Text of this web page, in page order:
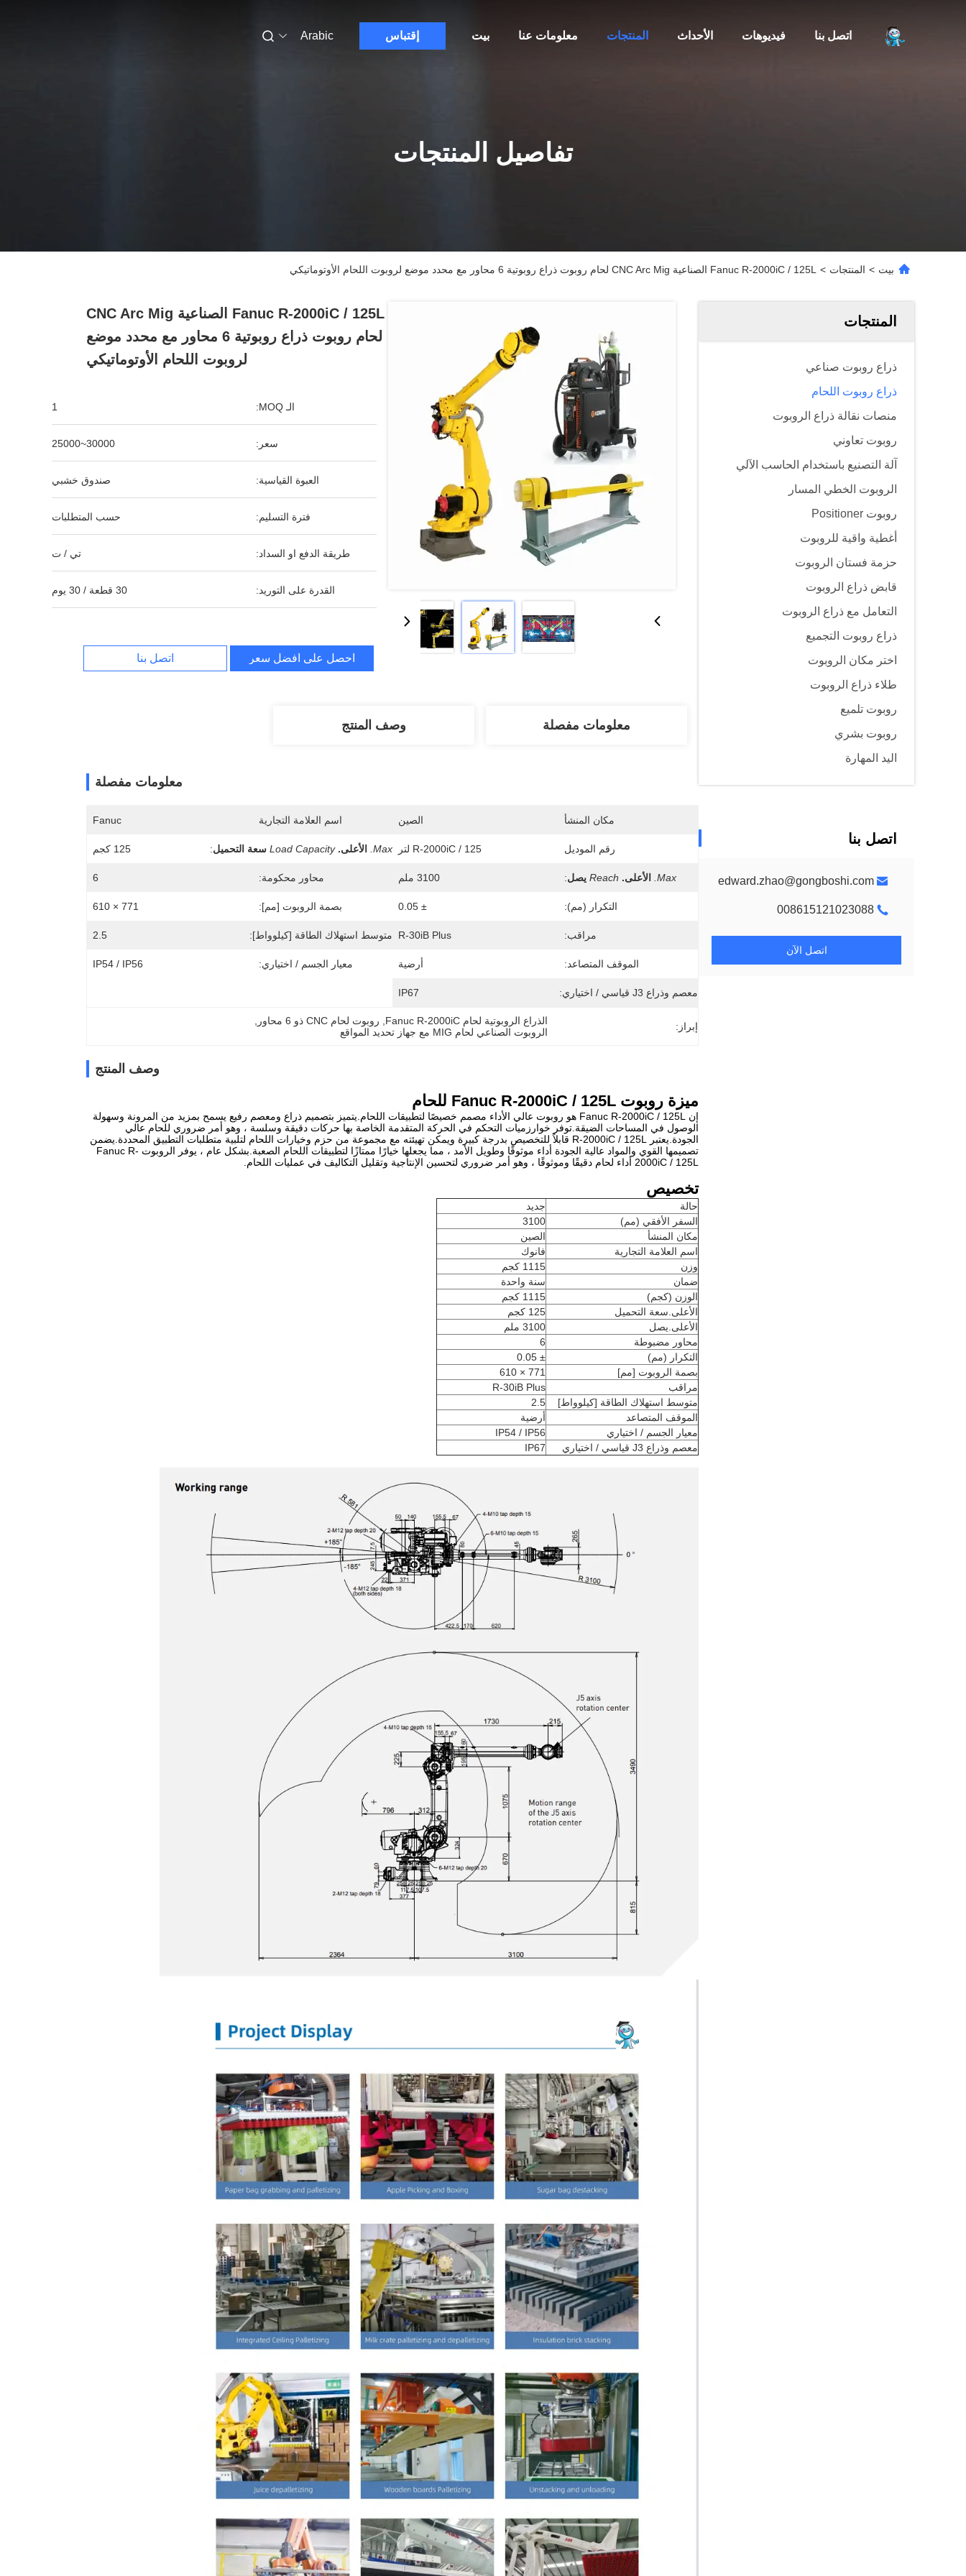
بيت معلومات عنا المنتجات الأحداث فيديوهات اتصل بنا إقتباس Arabic
تفاصيل المنتجات
بيت > المنتجات > Fanuc R-2000iC / 125L الصناعية CNC Arc Mig لحام روبوت ذراع روبوتية 6 محاور مع محدد موضع لروبوت اللحام الأوتوماتيكي
المنتجات
ذراع روبوت صناعي
ذراع روبوت اللحام
منصات نقالة ذراع الروبوت
روبوت تعاوني
آلة التصنيع باستخدام الحاسب الآلي
الروبوت الخطي المسار
روبوت Positioner
أغطية واقية للروبوت
حزمة فستان الروبوت
قابض ذراع الروبوت
التعامل مع ذراع الروبوت
ذراع روبوت التجميع
اختر مكان الروبوت
طلاء ذراع الروبوت
روبوت تلميع
روبوت بشري
اليد المهارة
اتصل بنا
edward.zhao@gongboshi.com
008615121023088
اتصل الآن
Fanuc R-2000iC / 125L الصناعية CNC Arc Mig
لحام روبوت ذراع روبوتية 6 محاور مع محدد موضع
لروبوت اللحام الأوتوماتيكي
الـ MOQ: 1
سعر: 30000~25000
العبوة القياسية: صندوق خشبي
فترة التسليم: حسب المتطلبات
طريقة الدفع او السداد: تي / ت
القدرة على التوريد: 30 قطعة / 30 يوم
احصل على افضل سعر اتصل بنا
معلومات مفصلة وصف المنتج
معلومات مفصلة
مكان المنشأ الصين اسم العلامة التجارية Fanuc
رقم الموديل R-2000iC / 125 لتر Max. الأعلى. Load Capacity سعة التحميل: 125 كجم
Max. الأعلى. Reach يصل: 3100 ملم محاور محكومة: 6
التكرار (مم): ± 0.05 بصمة الروبوت [مم]: 771 × 610
مراقب: R-30iB Plus متوسط ​​استهلاك الطاقة [كيلوواط]: 2.5
الموقف المتصاعد: أرضية معيار الجسم / اختياري: IP54 / IP56
معصم وذراع J3 قياسي / اختياري: IP67
إبراز: الذراع الروبوتية لحام Fanuc R-2000iC روبوت لحام CNC ذو 6 محاور
الروبوت الصناعي لحام MIG مع جهاز تحديد المواقع
وصف المنتج
ميزة روبوت Fanuc R-2000iC / 125L للحام
إن Fanuc R-2000iC / 125L هو روبوت عالي الأداء مصمم خصيصًا لتطبيقات اللحام.يتميز بتصميم ذراع ومعصم رفيع يسمح بمزيد من المرونة وسهولة
الوصول في المساحات الضيقة.توفر خوارزميات التحكم في الحركة المتقدمة الخاصة بها حركات دقيقة وسلسة ، وهو أمر ضروري للحام عالي
الجودة.يعتبر R-2000iC / 125L قابلاً للتخصيص بدرجة كبيرة ويمكن تهيئته مع مجموعة من حزم وخيارات اللحام لتلبية متطلبات التطبيق المحددة.يضمن
تصميمها القوي والمواد عالية الجودة أداء موثوقًا وطويل الأمد ، مما يجعلها خيارًا ممتازًا لتطبيقات اللحام الصعبة.بشكل عام ، يوفر الروبوت Fanuc R-
2000iC / 125L أداء لحام دقيقًا وموثوقًا ، وهو أمر ضروري لتحسين الإنتاجية وتقليل التكاليف في عمليات اللحام.
تخصيص
حالة
جديد
السفر الأفقي (مم)
3100
مكان المنشأ
الصين
اسم العلامة التجارية
فانوك
وزن
1115 كجم
ضمان
سنة واحدة
الوزن (كجم)
1115 كجم
الأعلى.سعة التحميل
125 كجم
الأعلى.يصل
3100 ملم
محاور مضبوطة
6
التكرار (مم)
± 0.05
بصمة الروبوت [مم]
771 × 610
مراقب
R-30iB Plus
متوسط ​​استهلاك الطاقة [كيلوواط]
2.5
الموقف المتصاعد
أرضية
معيار الجسم / اختياري
IP54 / IP56
معصم وذراع J3 قياسي / اختياري
IP67